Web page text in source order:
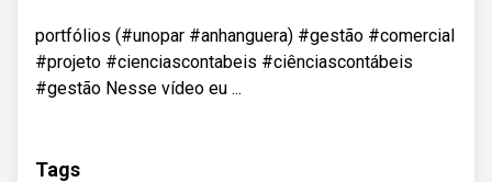
portfólios (#unopar #anhanguera) #gestão #comercial
#projeto #cienciascontabeis #ciênciascontábeis
#gestão Nesse vídeo eu ...
Tags